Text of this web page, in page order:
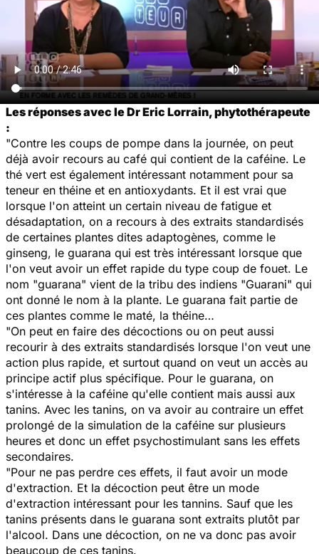
Les réponses avec le Dr Eric Lorrain, phytothérapeute
:
"Contre les coups de pompe dans la journée, on peut
déjà avoir recours au café qui contient de la caféine. Le
thé vert est également intéressant notamment pour sa
teneur en théine et en antioxydants. Et il est vrai que
lorsque l'on atteint un certain niveau de fatigue et
désadaptation, on a recours à des extraits standardisés
de certaines plantes dites adaptogènes, comme le
ginseng, le guarana qui est très intéressant lorsque que
l'on veut avoir un effet rapide du type coup de fouet. Le
nom "guarana" vient de la tribu des indiens "Guarani" qui
ont donné le nom à la plante. Le guarana fait partie de
ces plantes comme le maté, la théine…
"On peut en faire des décoctions ou on peut aussi
recourir à des extraits standardisés lorsque l'on veut une
action plus rapide, et surtout quand on veut un accès au
principe actif plus spécifique. Pour le guarana, on
s'intéresse à la caféine qu'elle contient mais aussi aux
tanins. Avec les tanins, on va avoir au contraire un effet
prolongé de la simulation de la caféine sur plusieurs
heures et donc un effet psychostimulant sans les effets
secondaires.
"Pour ne pas perdre ces effets, il faut avoir un mode
d'extraction. Et la décoction peut être un mode
d'extraction intéressant pour les tannins. Sauf que les
tanins présents dans le guarana sont extraits plutôt par
l'alcool. Dans une décoction, on ne va donc pas avoir
beaucoup de ces tanins.